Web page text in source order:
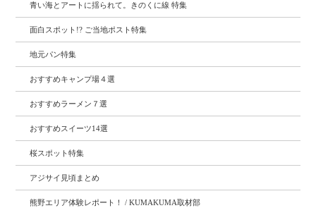
青い海とアートに揺られて。きのくに線 特集
面白スポット!? ご当地ポスト特集
地元パン特集
おすすめキャンプ場４選
おすすめラーメン７選
おすすめスイーツ14選
桜スポット特集
アジサイ見頃まとめ
熊野エリア体験レポート！ / KUMAKUMA取材部